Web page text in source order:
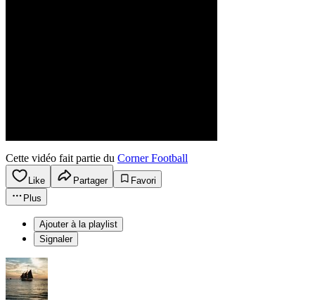
Cette vidéo fait partie du Corner Football
Like Partager
Favori
Plus
Ajouter à la playlist
Signaler